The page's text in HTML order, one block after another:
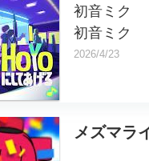
初音ミク
初音ミク
2026/4/23
メズマラ